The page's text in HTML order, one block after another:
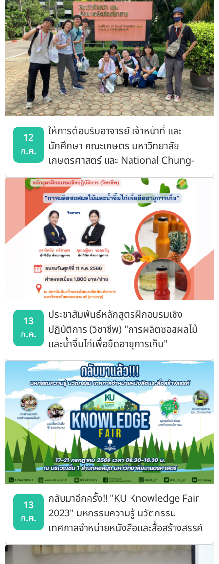
12
ก.ค.
ให้การต้อนรับอาจารย์ เจ้าหน้าที่ และ
นักศึกษา คณะเกษตร มหาวิทยาลัย
เกษตรศาสตร์ และ National Chung-
Hsing University สาธารณรัฐจีน เข้า
เยี่ยมชมดูงานสถาบันฯ
13
ก.ค.
ประชาสัมพันธ์หลักสูตรฝึกอบรมเชิง
ปฏิบัติการ (วิชาชีพ) "การผลิตซอสผลไม้
และน้ำจิ้มไก่เพื่อยืดอายุการเก็บ"
13
ก.ค.
กลับมาอีกครั้ง!! "KU Knowledge Fair
2023" มหกรรมความรู้ นวัตกรรม
เทศกาลจำหน่ายหนังสือและสื่อสร้างสรรค์
KU Book Fair